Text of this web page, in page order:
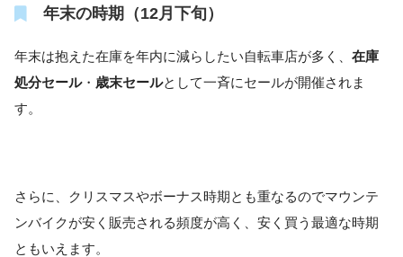
年末の時期（12月下旬）
年末は抱えた在庫を年内に減らしたい自転車店が多く、 在庫
処分セール・ 歳末セールとして一斉にセールが開催されま
す。
さらに、クリスマスやボーナス時期とも重なるのでマウンテ
ンバイクが安く販売される頻度が高く、安く買う最適な時期
ともいえます。